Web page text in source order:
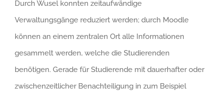
Durch Wusel konnten zeitaufwändige
Verwaltungsgänge reduziert werden; durch Moodle
können an einem zentralen Ort alle Informationen
gesammelt werden, welche die Studierenden
benötigen. Gerade für Studierende mit dauerhafter oder
zwischenzeitlicher Benachteiligung in zum Beispiel